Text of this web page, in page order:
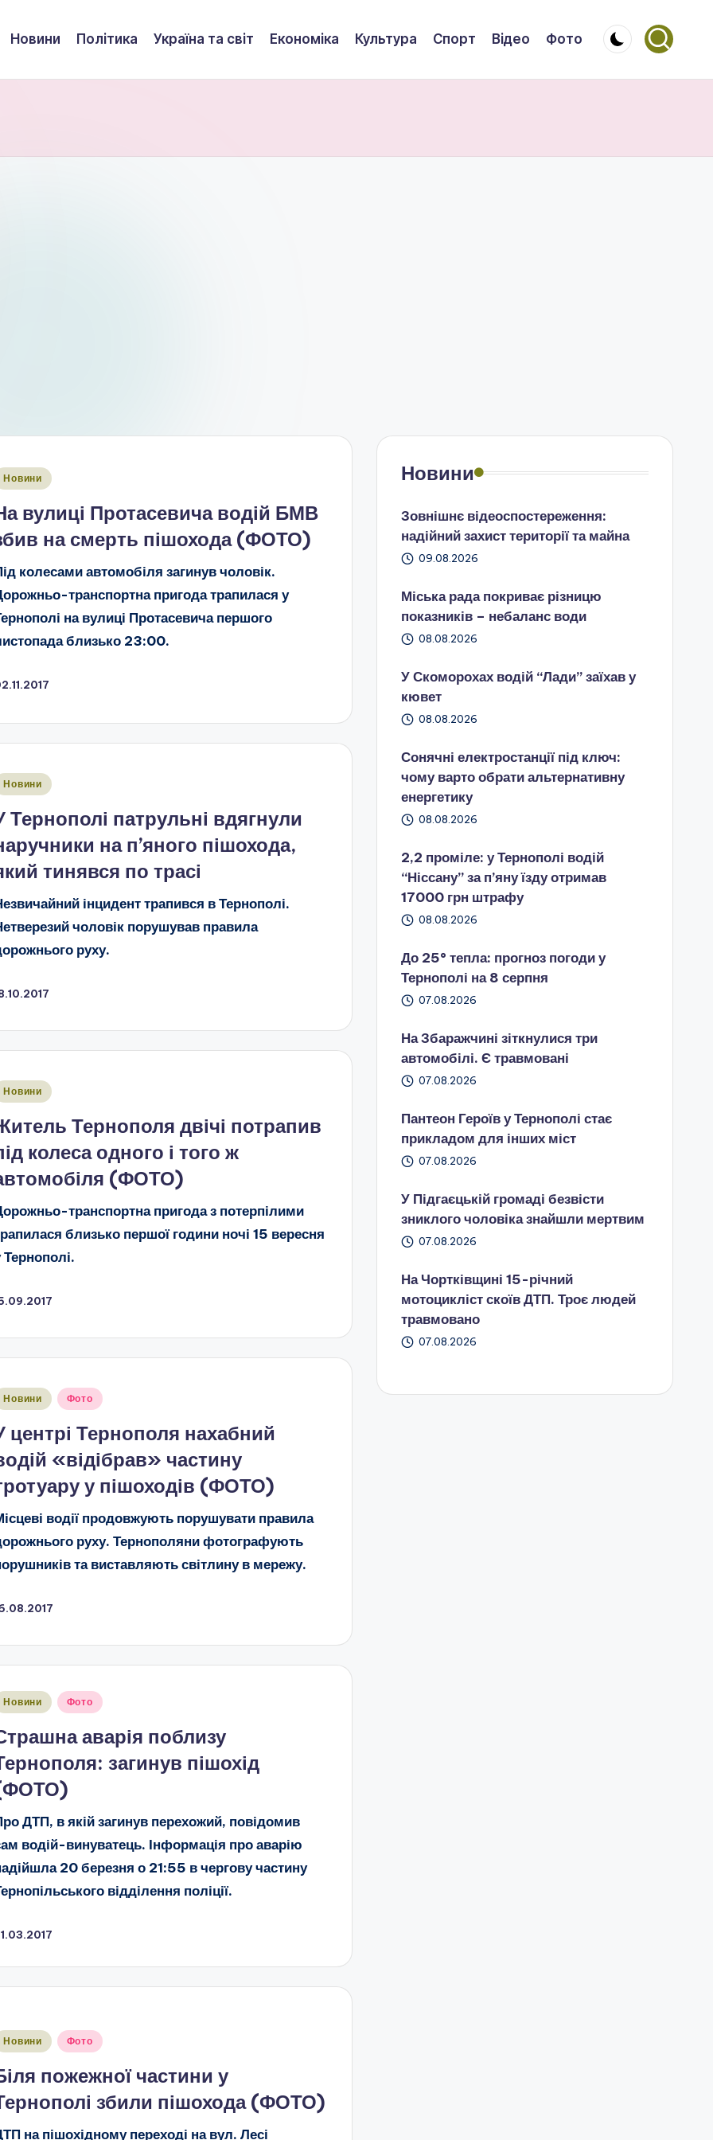
Новини Політика Україна та світ Економіка Культура Спорт Відео Фото
Новини
вулиці Протасевича водій БМВ
на смерть пішохода (ФОТО)
колесами автомобіля загинув чоловік.
транспортна пригода трапилася у
на вулиці Протасевича першого
близько 23:00.
Новини
Тернополі патрульні вдягнули
на п’яного пішохода,
тинявся по трасі
інцидент трапився в Тернополі.
чоловік порушував правила
руху.
Новини
Тернополя двічі потрапив
колеса одного і того ж
(ФОТО)
транспортна пригода з потерпілими
близько першої години ночі 15 вересня
Тернополі.
Новини Фото
центрі Тернополя нахабний
«відібрав» частину
у пішоходів (ФОТО)
водії продовжують порушувати правила
руху. Тернополяни фотографують
та виставляють світлину в мережу.
Новини Фото
аварія поблизу
загинув пішохід
ДТП, в якій загинув перехожий, повідомив
водій-винуватець. Інформація про аварію
20 березня о 21:55 в чергову частину
відділення поліції.
Новини Фото
пожежної частини у
збили пішохода (ФОТО)
на пішохідному переході на вул. Лесі
Новини
Зовнішнє відеоспостереження:
надійний захист території та майна
09.08.2026
Міська рада покриває різницю
показників – небаланс води
08.08.2026
У Скоморохах водій “Лади” заїхав у
кювет
08.08.2026
Сонячні електростанції під ключ:
чому варто обрати альтернативну
енергетику
08.08.2026
2,2 проміле: у Тернополі водій
“Ніссану” за п’яну їзду отримав
17000 грн штрафу
08.08.2026
До 25° тепла: прогноз погоди у
Тернополі на 8 серпня
07.08.2026
На Збаражчині зіткнулися три
автомобілі. Є травмовані
07.08.2026
Пантеон Героїв у Тернополі стає
прикладом для інших міст
07.08.2026
У Підгаєцькій громаді безвісти
зниклого чоловіка знайшли мертвим
07.08.2026
На Чортківщині 15-річний
мотоцикліст скоїв ДТП. Троє людей
травмовано
07.08.2026